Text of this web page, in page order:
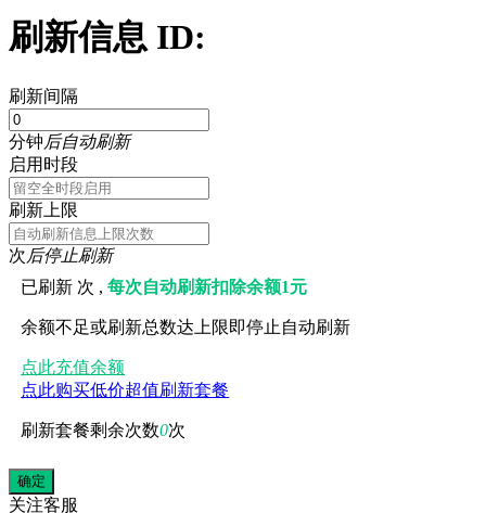
刷新信息 ID:
刷新间隔
分钟后自动刷新
启用时段
刷新上限
次后停止刷新
已刷新 次 ,每次自动刷新扣除余额1元
余额不足或刷新总数达上限即停止自动刷新
点此充值余额
点此购买低价超值刷新套餐
刷新套餐剩余次数0次
关注客服